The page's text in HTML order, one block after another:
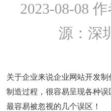
2023-08-08
源：深
关于企业来说企业网站开发
制造过程，很容易呈现各种
最容易被忽视的几个误区！